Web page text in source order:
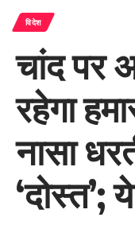
विदेश
चांद पर
रहेगा
नासा
‘दोस्त’;